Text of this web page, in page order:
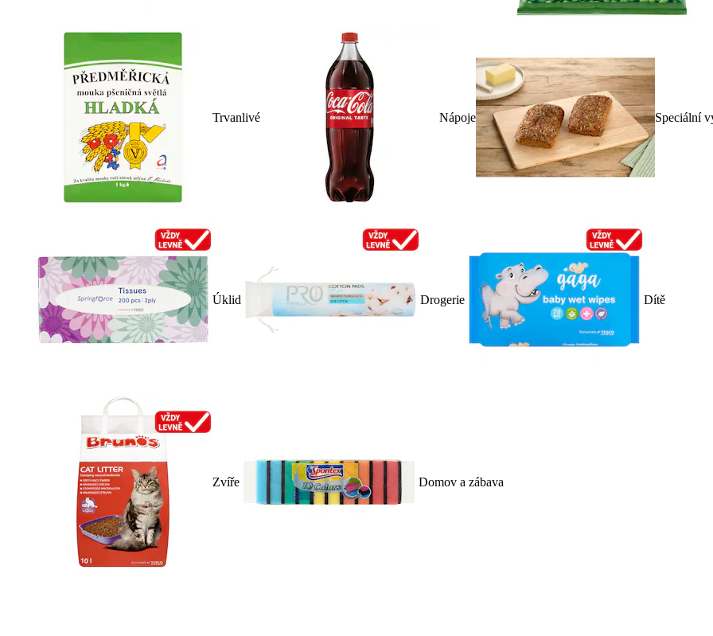
Trvanlivé Nápoje Speciální
Úklid Drogerie Dítě
Zvíře Domov a zábava